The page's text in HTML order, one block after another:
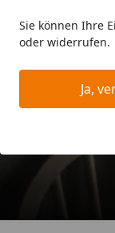
Sie können Ihre
oder widerrufen.
Ja,